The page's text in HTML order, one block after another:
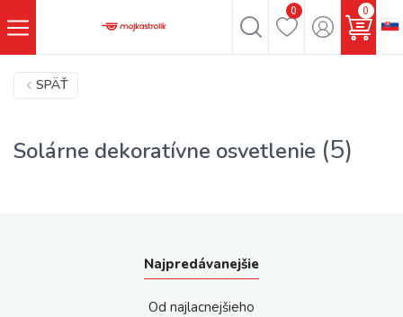
0 0
SPÄŤ
Solárne dekoratívne osvetlenie (5)
Najpredávanejšie
Od najlacnejšieho